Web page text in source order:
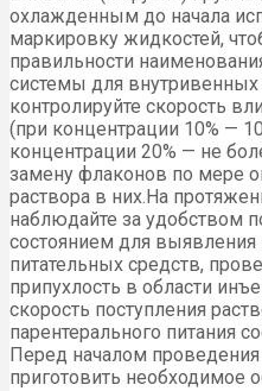
охлажденным до начала
маркировку жидкостей,
правильности
системы для
контролируйте скорость
(при концентрации 10% —
концентрации 20% — не
замену флаконов по мере
раствора в них.На
наблюдайте за удобством
состоянием для выявления
питательных средств,
припухлость в области
скорость поступления
парентерального питания
Перед началом
приготовить необходимое